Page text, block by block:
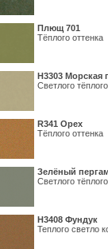
Плющ 701
Тёплого оттенка
H3303 Морская
Светлого
R341 Орех
Тёплого оттенка
Зелёный
Светлого
Н3408 Фундук
Теплого светло